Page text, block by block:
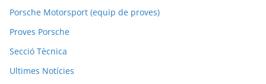
Porsche Motorsport (equip de proves)
Proves Porsche
Secció Tècnica
Ultimes Notícies